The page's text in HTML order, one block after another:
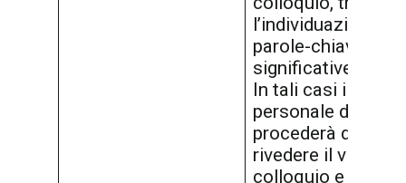
l’individuazione di
parole-chiave
significative.
In tali casi il
personale di
procederà quindi a
rivedere il video-
colloquio e a